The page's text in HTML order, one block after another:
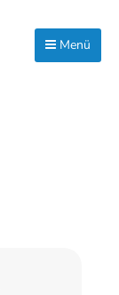
Menü